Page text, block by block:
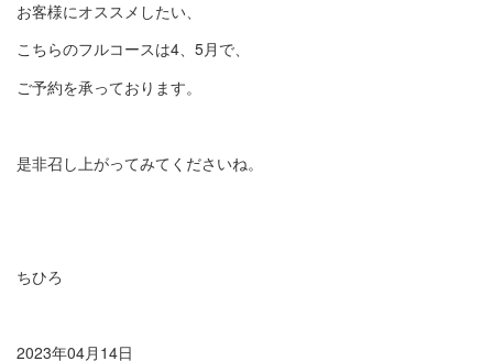
お客様にオススメしたい、
こちらのフルコースは4、5月で、
ご予約を承っております。
是非召し上がってみてくださいね。
ちひろ
2023年04月14日